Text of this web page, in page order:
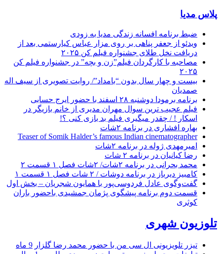
پلاس مدیا
ضبط برنامه افسانه زندگی مدیا به زودی
ویدئو از جعفر پناهی بر روی مزار عباس کیارستمی بعد از
دریافت نخل طلای جشنواره فیلم کن ۲۰۲۵
مصاحبه با کارگردان فیلم”زن و بچه” در جشنواره فیلم کن
۲۰۲۵
بیست و چهار سال بدون “بامداد”/ روایت تصویری از سیف اله
صمدیان
برنامه برمودا دوشنبه ۲۸ اسفند با حضور ایرج حسابی
فیلم عجیب ترین سوال مهران مدیری از خانم بازیگر در
اسکار ! / چقدر میگیری فیلم بد بازی کنی ؟!
بهاره افشاری در برنامه ۲شات
Teaser of Somik Halder’s famous Indian cinematographer
امیرمهدی ژوله در برنامه ۲شات
رضا کیانیان در برنامه ۲ شات
محمد بحرانی در برنامه ۲شات/ ۲شات فصل ۱ قسمت ۲
کامبیز دیرباز در برنامه دوشات / ۲ شات فصل ۱ قسمت ۱
گفت‌وگوی عادل فردوسی‌پور با همایون شجریان – بخش اول
قسمت دوم برنامه پیشگوی پژمان جمشیدی باحضور باران
کوثری
تلوزیون شهری
تیزر تلویزیونی ال سی من با حضور محمد رضا گلزار 9 ماه